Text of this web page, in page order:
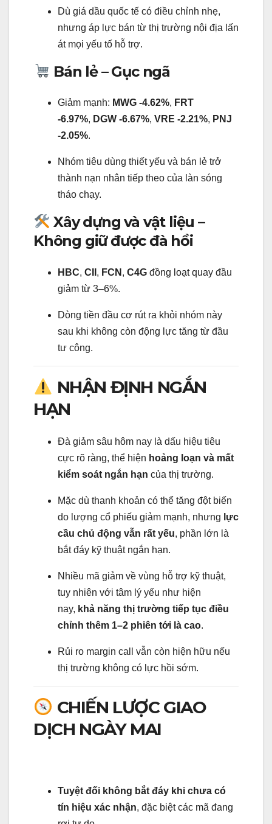
Dù giá dầu quốc tế có điều chỉnh nhẹ,
nhưng áp lực bán từ thị trường nội địa lấn
át mọi yếu tố hỗ trợ.
Bán lẻ – Gục ngã
Giảm mạnh: MWG -4.62%, FRT
-6.97%, DGW -6.67%, VRE -2.21%, PNJ
-2.05%.
Nhóm tiêu dùng thiết yếu và bán lẻ trở
thành nạn nhân tiếp theo của làn sóng
tháo chạy.
Xây dựng và vật liệu –
Không giữ được đà hồi
HBC, CII , FCN , C4G đồng loạt quay đầu
giảm từ 3–6%.
Dòng tiền đầu cơ rút ra khỏi nhóm này
sau khi không còn động lực tăng từ đầu
tư công.
NHẬN ĐỊNH NGẮN
HẠN
Đà giảm sâu hôm nay là dấu hiệu tiêu
cực rõ ràng, thể hiện hoảng loạn và mất
kiểm soát ngắn hạn của thị trường.
Mặc dù thanh khoản có thể tăng đột biến
do lượng cổ phiếu giảm mạnh, nhưng lực
cầu chủ động vẫn rất yếu, phần lớn là
bắt đáy kỹ thuật ngắn hạn.
Nhiều mã giảm về vùng hỗ trợ kỹ thuật,
tuy nhiên với tâm lý yếu như hiện
nay, khả năng thị trường tiếp tục điều
chỉnh thêm 1–2 phiên tới là cao.
Rủi ro margin call vẫn còn hiện hữu nếu
thị trường không có lực hồi sớm.
CHIẾN LƯỢC GIAO
DỊCH NGÀY MAI
Tuyệt đối không bắt đáy khi chưa có
tín hiệu xác nhận, đặc biệt các mã đang